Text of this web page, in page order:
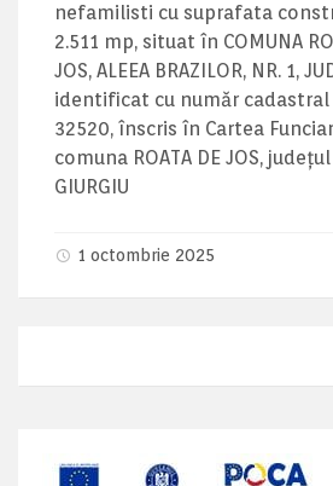
nefamilisti cu suprafata
2.511 mp, situat în COMUNA
JOS, ALEEA BRAZILOR, NR. 1,
identificat cu număr cadastral
32520, înscris în Cartea
comuna ROATA DE JOS, județul
GIURGIU
1 octombrie 2025